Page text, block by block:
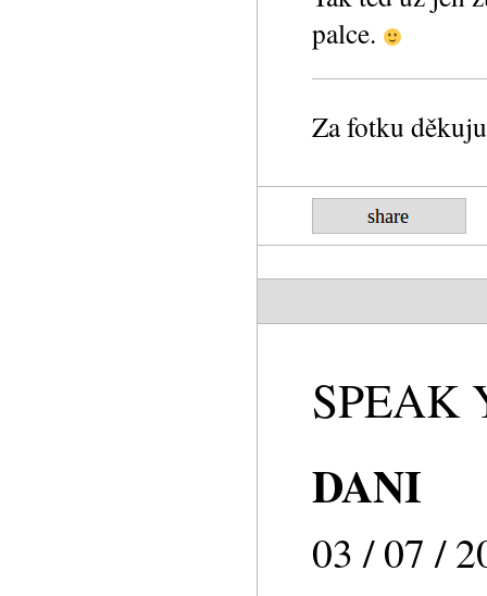
palce.
Za fotku
DANI
03 / 07 /